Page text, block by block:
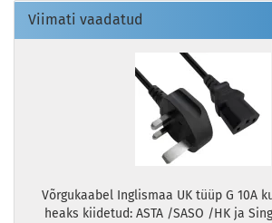
Viimati vaadatud
Võrgukaabel Inglismaa UK tüüp G 10A
heaks kiidetud: ASTA /SASO /HK ja